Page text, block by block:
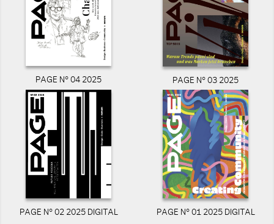
PAGE N° 04 2025 PAGE N° 03 2025
PAGE N° 02 2025 DIGITAL PAGE N° 01 2025 DIGITAL